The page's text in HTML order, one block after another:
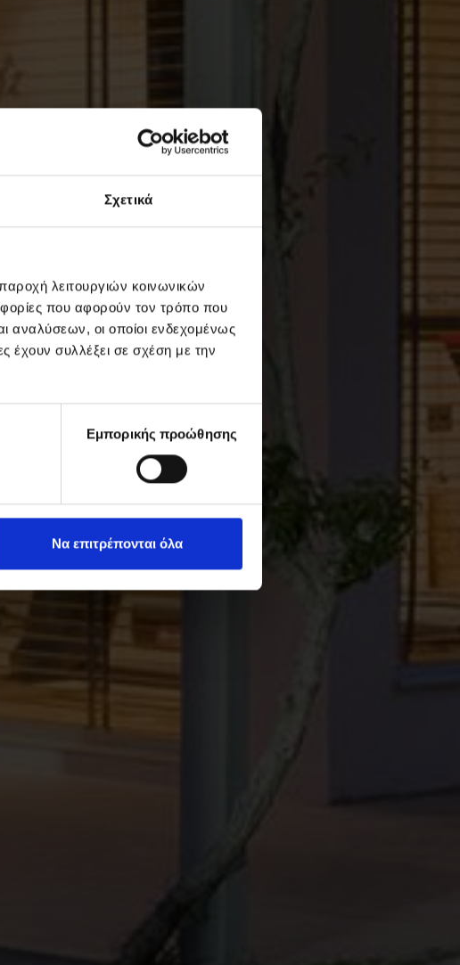
Σχετικά
λειτουργιών κοινωνικών
που αφορούν τον τρόπο που
αναλύσεων, οι οποίοι ενδεχομένως
έχουν συλλέξει σε σχέση με την
Εμπορικής προώθησης
Να επιτρέπονται όλα